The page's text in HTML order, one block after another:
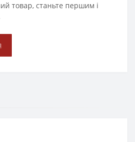
товар, станьте першим і